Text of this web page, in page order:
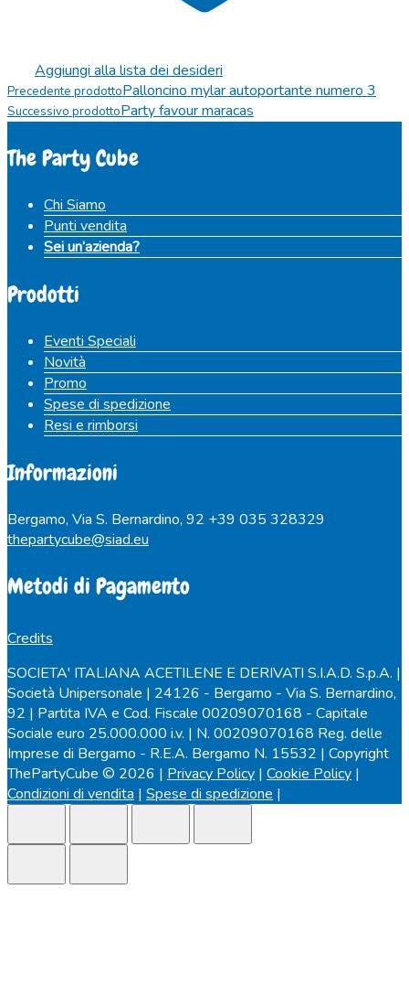
Aggiungi alla lista dei desideri
Precedente prodottoPalloncino mylar autoportante numero 3
Successivo prodottoParty favour maracas
The Party Cube
Chi Siamo
Punti vendita
Sei un’azienda?
Prodotti
Eventi Speciali
Novità
Promo
Spese di spedizione
Resi e rimborsi
Informazioni
Bergamo, Via S. Bernardino, 92 +39 035 328329
thepartycube@siad.eu
Metodi di Pagamento
Credits
SOCIETA' ITALIANA ACETILENE E DERIVATI S.I.A.D. S.p.A. |
Società Unipersonale | 24126 - Bergamo - Via S. Bernardino,
92 | Partita IVA e Cod. Fiscale 00209070168 - Capitale
Sociale euro 25.000.000 i.v. | N. 00209070168 Reg. delle
Imprese di Bergamo - R.E.A. Bergamo N. 15532 | Copyright
ThePartyCube © 2026 | Privacy Policy | Cookie Policy |
Condizioni di vendita | Spese di spedizione |